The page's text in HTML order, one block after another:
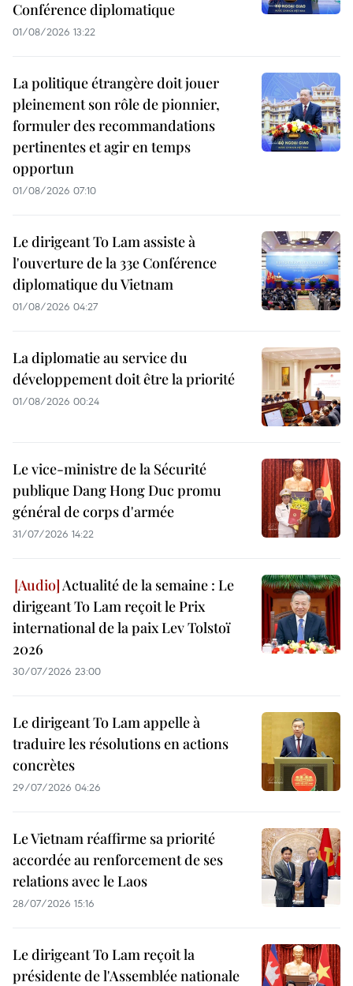
Conférence diplomatique
01/08/2026 13:22
La politique étrangère doit jouer
pleinement son rôle de pionnier,
formuler des recommandations
pertinentes et agir en temps
opportun
01/08/2026 07:10
Le dirigeant To Lam assiste à
l'ouverture de la 33e Conférence
diplomatique du Vietnam
01/08/2026 04:27
La diplomatie au service du
développement doit être la priorité
01/08/2026 00:24
Le vice-ministre de la Sécurité
publique Dang Hong Duc promu
général de corps d'armée
31/07/2026 14:22
Actualité de la semaine : Le
dirigeant To Lam reçoit le Prix
international de la paix Lev Tolstoï
2026
30/07/2026 23:00
Le dirigeant To Lam appelle à
traduire les résolutions en actions
concrètes
29/07/2026 04:26
Le Vietnam réaffirme sa priorité
accordée au renforcement de ses
relations avec le Laos
28/07/2026 15:16
Le dirigeant To Lam reçoit la
présidente de l'Assemblée nationale